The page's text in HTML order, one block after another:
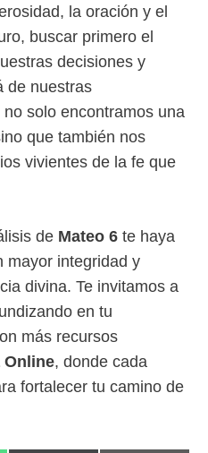
la oración y el
buscar primero el
decisiones y
de nuestras
solo encontramos una
que también nos
vivientes de la fe que
de Mateo 6 te haya
mayor integridad y
divina. Te invitamos a
en tu
más recursos
Online, donde cada
fortalecer tu camino de